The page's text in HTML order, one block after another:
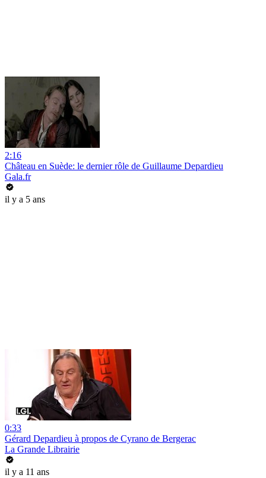
2:16
Château en Suède: le dernier rôle de Guillaume Depardieu
Gala.fr
il y a 5 ans
0:33
Gérard Depardieu à propos de Cyrano de Bergerac
La Grande Librairie
il y a 11 ans